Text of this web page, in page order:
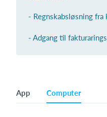
- Regnskabsløsning
- Adgang til
App Computer